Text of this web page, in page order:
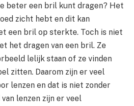
beter een bril kunt dragen? Het
zicht hebt en dit kan
een bril op sterkte. Toch is niet
het dragen van een bril. Ze
lelijk staan of ze vinden
zitten. Daarom zijn er veel
lenzen en dat is niet zonder
lenzen zijn er veel